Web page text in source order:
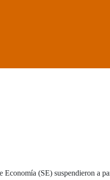
Economía (SE) suspendieron a